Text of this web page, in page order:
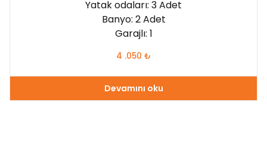
Yatak odaları: 3 Adet
Banyo: 2 Adet
Garajlı: 1
4 .050 ₺
Devamını oku